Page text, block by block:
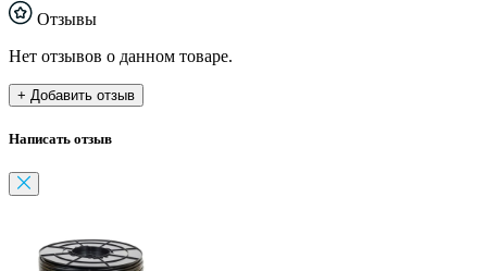
Отзывы
Нет отзывов о данном товаре.
+ Добавить отзыв
Написать отзыв